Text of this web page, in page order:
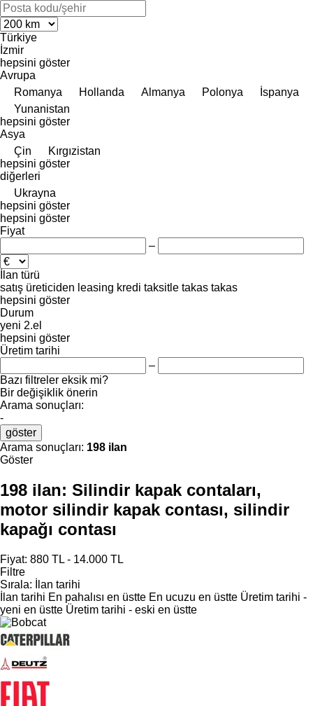
Türkiye
İzmir
hepsini göster
Avrupa
Romanya
Hollanda Almanya Polonya
İspanya
Yunanistan
hepsini göster
Asya
Çin
Kırgızistan
hepsini göster
diğerleri
Ukrayna
hepsini göster
hepsini göster
Fiyat
–
İlan türü
satış üreticiden leasing kredi taksitle takas takas
hepsini göster
Durum
yeni 2.el
hepsini göster
Üretim tarihi
–
Bazı filtreler eksik mi?
Bir değişiklik önerin
Arama sonuçları:
-
göster
Arama sonuçları: 198 ilan
Göster
198 ilan: Silindir kapak contaları,
motor silindir kapak contası, silindir
kapağı contası
Fiyat: 880 TL - 14.000 TL
Filtre
Sırala:
İlan tarihi
İlan tarihi En pahalısı en üstte En ucuzu en üstte Üretim tarihi -
yeni en üstte Üretim tarihi - eski en üstte